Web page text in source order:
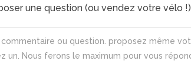
une question (ou vendez votre vélo !)